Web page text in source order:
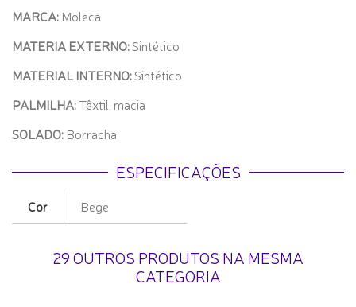
MARCA: Moleca
MATERIA EXTERNO:Sintético
MATERIAL INTERNO:Sintético
PALMILHA:Têxtil, macia
SOLADO: Borracha
ESPECIFICAÇÕES
Cor Bege
29 OUTROS PRODUTOS NA MESMA
CATEGORIA